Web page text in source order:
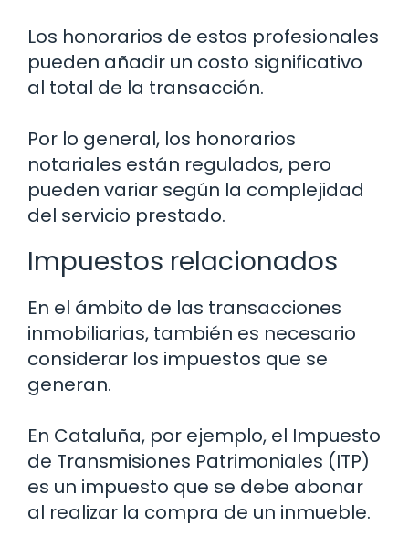
Los honorarios de estos profesionales
pueden añadir un costo significativo
al total de la transacción.
Por lo general, los honorarios
notariales están regulados, pero
pueden variar según la complejidad
del servicio prestado.
Impuestos relacionados
En el ámbito de las transacciones
inmobiliarias, también es necesario
considerar los impuestos que se
generan.
En Cataluña, por ejemplo, el Impuesto
de Transmisiones Patrimoniales (ITP)
es un impuesto que se debe abonar
al realizar la compra de un inmueble.